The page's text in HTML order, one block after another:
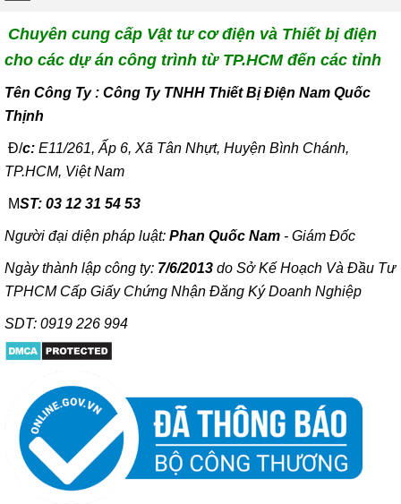
Chuyên cung cấp Vật tư cơ điện và Thiết bị điện
cho các dự án công trình từ TP.HCM đến các tỉnh
Tên Công Ty : Công Ty TNHH Thiết Bị Điện Nam Quốc
Thịnh
Đ/c: E11/261, Ấp 6, Xã Tân Nhựt, Huyện Bình Chánh,
TP.HCM, Việt Nam
MST: 03 12 31 54 53
Người đại diện pháp luật: Phan Quốc Nam - Giám Đốc
Ngày thành lập công ty: 7/6/2013 do Sở Kế Hoạch Và Đầu Tư
TPHCM Cấp Giấy Chứng Nhận Đăng Ký Doanh Nghiệp
SDT: 0919 226 994